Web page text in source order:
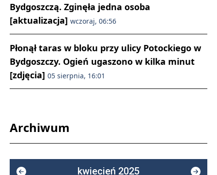
Bydgoszczą. Zginęła jedna osoba
[aktualizacja] wczoraj, 06:56
Płonął taras w bloku przy ulicy Potockiego w
Bydgoszczy. Ogień ugaszono w kilka minut
[zdjęcia] 05 sierpnia, 16:01
Archiwum
kwiecień 2025